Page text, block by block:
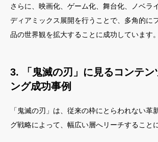
さらに、映画化、ゲーム化、舞台化、ノベラ
ディアミックス展開を行うことで、多角的に
品の世界観を拡大することに成功しています。
3. 「鬼滅の刃」に見るコンテン
ング成功事例
「鬼滅の刃」は、従来の枠にとらわれない革
グ戦略によって、幅広い層へリーチすること